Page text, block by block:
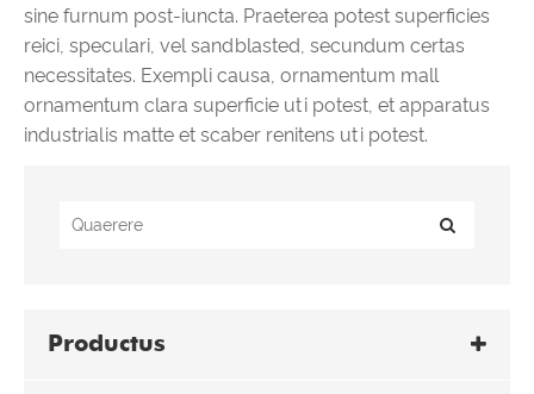
sine furnum post-iuncta. Praeterea potest superficies
reici, speculari, vel sandblasted, secundum certas
necessitates. Exempli causa, ornamentum mall
ornamentum clara superficie uti potest, et apparatus
industrialis matte et scaber renitens uti potest.
Productus